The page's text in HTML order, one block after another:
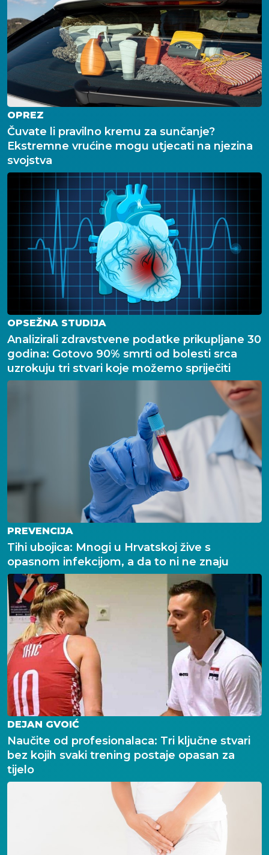
OPREZ
Čuvate li pravilno kremu za sunčanje?
Ekstremne vrućine mogu utjecati na njezina
svojstva
OPSEŽNA STUDIJA
Analizirali zdravstvene podatke prikupljane 30
godina: Gotovo 90% smrti od bolesti srca
uzrokuju tri stvari koje možemo spriječiti
PREVENCIJA
Tihi ubojica: Mnogi u Hrvatskoj žive s
opasnom infekcijom, a da to ni ne znaju
DEJAN GVOIĆ
Naučite od profesionalaca: Tri ključne stvari
bez kojih svaki trening postaje opasan za
tijelo